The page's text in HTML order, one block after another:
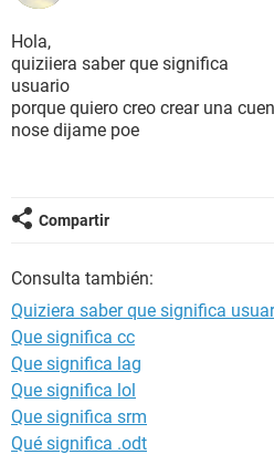
Hola,
quiziiera saber que significa
usuario
porque quiero creo crear una
nose dijame poe
Compartir
Consulta también:
Quiziera saber que significa
Que significa cc
Que significa lag
Que significa lol
Que significa srm
Qué significa .odt